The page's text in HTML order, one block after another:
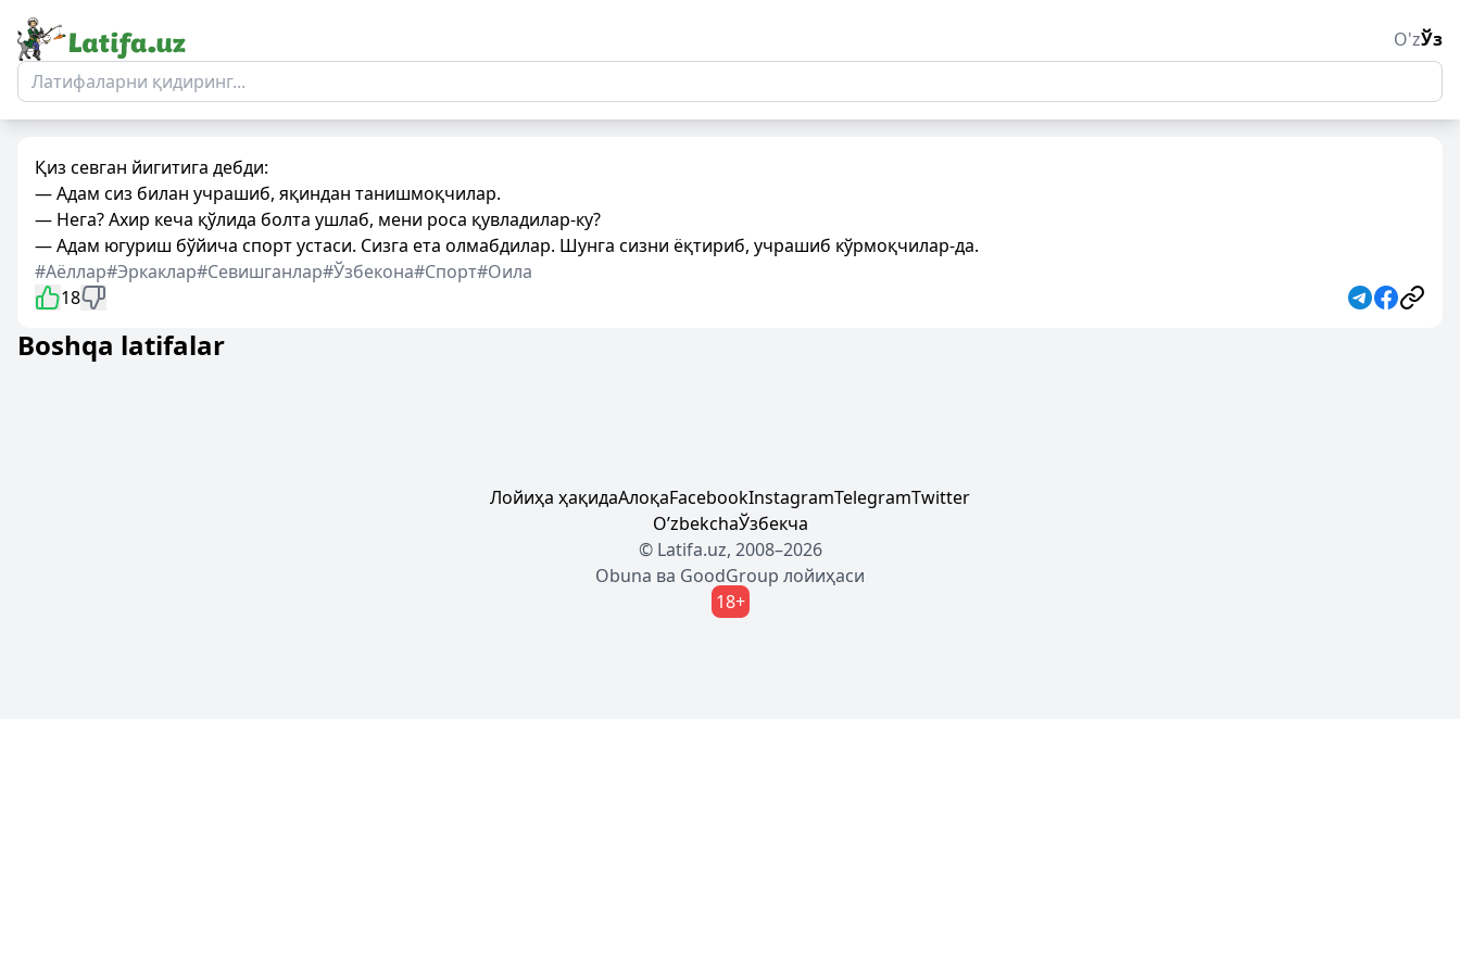
O'zЎз
Қиз севган йигитига дебди:
— Адам сиз билан учрашиб, яқиндан танишмоқчилар.
— Нега? Ахир кеча қўлида болта ушлаб, мени роса қувладилар-ку?
— Адам югуриш бўйича спорт устаси. Сизга ета олмабдилар. Шунга сизни ёқтириб, учрашиб кўрмоқчилар-да.
#Аёллар#Эркаклар#Севишганлар#Ўзбекона#Спорт#Оила
18
Boshqa latifalar
Лойиҳа ҳақидаАлоқаFacebookInstagramTelegramTwitter
OʼzbekchaЎзбекча
© Latifa.uz, 2008–2026
Obuna ва GoodGroup лойиҳаси
18+